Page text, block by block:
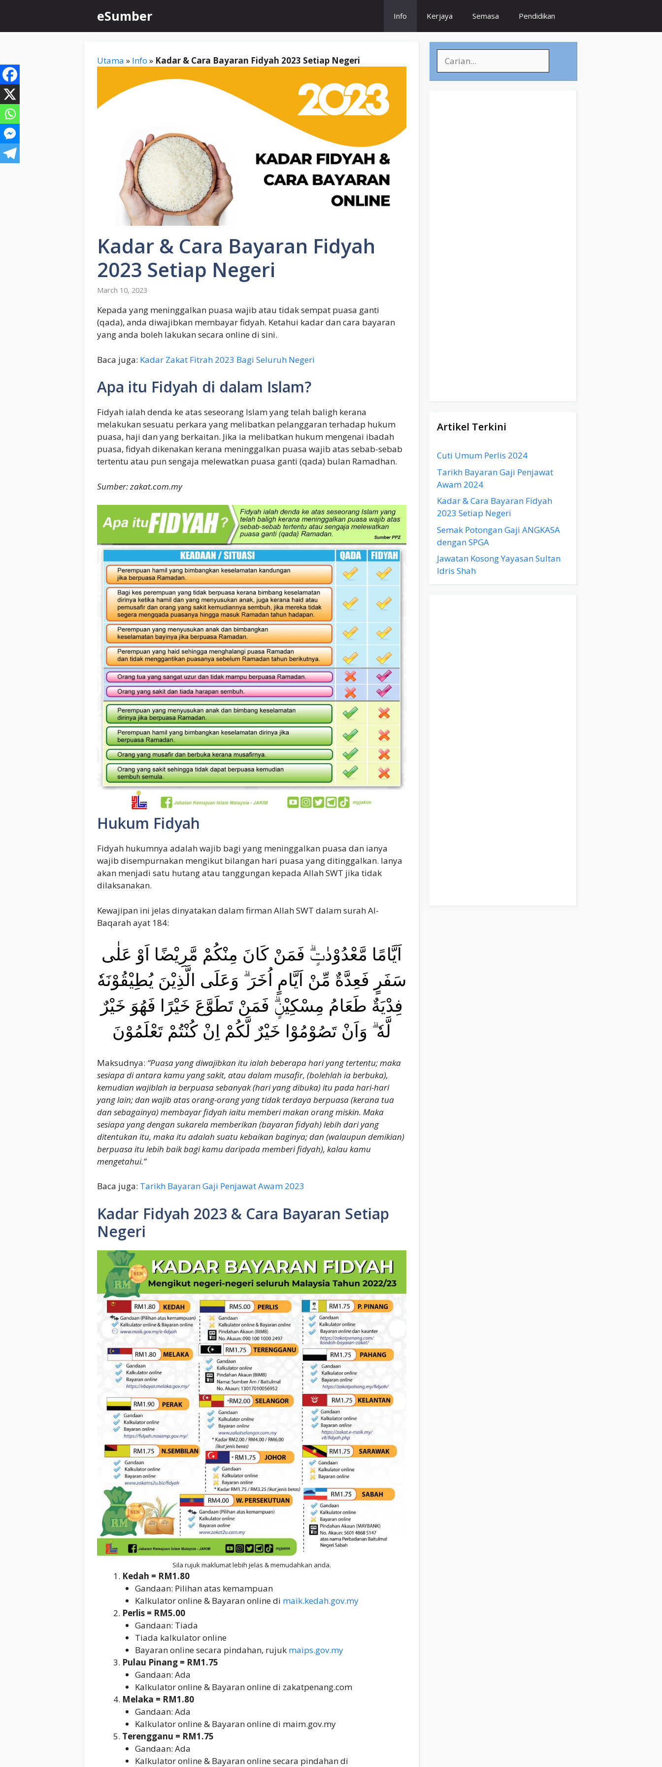
content
eSumber Info Kerjaya Semasa Pendidikan
Utama » Info » Kadar & Cara Bayaran Fidyah 2023 Setiap Negeri
Kadar & Cara Bayaran Fidyah
2023 Setiap Negeri
March 10, 2023
Kepada yang meninggalkan puasa wajib atau tidak sempat puasa ganti
(qada), anda diwajibkan membayar fidyah. Ketahui kadar dan cara bayaran
yang anda boleh lakukan secara online di sini.
Baca juga: Kadar Zakat Fitrah 2023 Bagi Seluruh Negeri
Apa itu Fidyah di dalam Islam?
Fidyah ialah denda ke atas seseorang Islam yang telah baligh kerana
melakukan sesuatu perkara yang melibatkan pelanggaran terhadap hukum
puasa, haji dan yang berkaitan. Jika ia melibatkan hukum mengenai ibadah
puasa, fidyah dikenakan kerana meninggalkan puasa wajib atas sebab-sebab
tertentu atau pun sengaja melewatkan puasa ganti (qada) bulan Ramadhan.
Sumber: zakat.com.my
Hukum Fidyah
Fidyah hukumnya adalah wajib bagi yang meninggalkan puasa dan ianya
wajib disempurnakan mengikut bilangan hari puasa yang ditinggalkan. Ianya
akan menjadi satu hutang atau tanggungan kepada Allah SWT jika tidak
dilaksanakan.
Kewajipan ini jelas dinyatakan dalam firman Allah SWT dalam surah Al-
Baqarah ayat 184:
اَيَّامًا مَّعْدُوْدٰتٍۗ فَمَنْ كَانَ مِنْكُمْ مَّرِيْضًا اَوْ عَلٰى
سَفَرٍ فَعِدَّةٌ مِّنْ اَيَّامٍ اُخَرَ ۗ وَعَلَى الَّذِيْنَ يُطِيْقُوْنَهٗ
فِدْيَةٌ طَعَامُ مِسْكِيْنٍۗ فَمَنْ تَطَوَّعَ خَيْرًا فَهُوَ خَيْرٌ
لَّهٗ ۗ وَاَنْ تَصُوْمُوْا خَيْرٌ لَّكُمْ اِنْ كُنْتُمْ تَعْلَمُوْنَ
Maksudnya: “Puasa yang diwajibkan itu ialah beberapa hari yang tertentu; maka
sesiapa di antara kamu yang sakit, atau dalam musafir, (bolehlah ia berbuka),
kemudian wajiblah ia berpuasa sebanyak (hari yang dibuka) itu pada hari-hari
yang lain; dan wajib atas orang-orang yang tidak terdaya berpuasa (kerana tua
dan sebagainya) membayar fidyah iaitu memberi makan orang miskin. Maka
sesiapa yang dengan sukarela memberikan (bayaran fidyah) lebih dari yang
ditentukan itu, maka itu adalah suatu kebaikan baginya; dan (walaupun demikian)
berpuasa itu lebih baik bagi kamu daripada memberi fidyah), kalau kamu
mengetahui.”
Baca juga: Tarikh Bayaran Gaji Penjawat Awam 2023
Kadar Fidyah 2023 & Cara Bayaran Setiap
Negeri
Sila rujuk maklumat lebih jelas & memudahkan anda.
Kedah = RM1.80
Gandaan: Pilihan atas kemampuan
Kalkulator online & Bayaran online di maik.kedah.gov.my
Perlis = RM5.00
Gandaan: Tiada
Tiada kalkulator online
Bayaran online secara pindahan, rujuk maips.gov.my
Pulau Pinang = RM1.75
Gandaan: Ada
Kalkulator online & Bayaran online di zakatpenang.com
Melaka = RM1.80
Gandaan: Ada
Kalkulator online & Bayaran online di maim.gov.my
Terengganu = RM1.75
Gandaan: Ada
Kalkulator online & Bayaran online secara pindahan di
Artikel Terkini
Cuti Umum Perlis 2024
Tarikh Bayaran Gaji Penjawat
Awam 2024
Kadar & Cara Bayaran Fidyah
2023 Setiap Negeri
Semak Potongan Gaji ANGKASA
dengan SPGA
Jawatan Kosong Yayasan Sultan
Idris Shah